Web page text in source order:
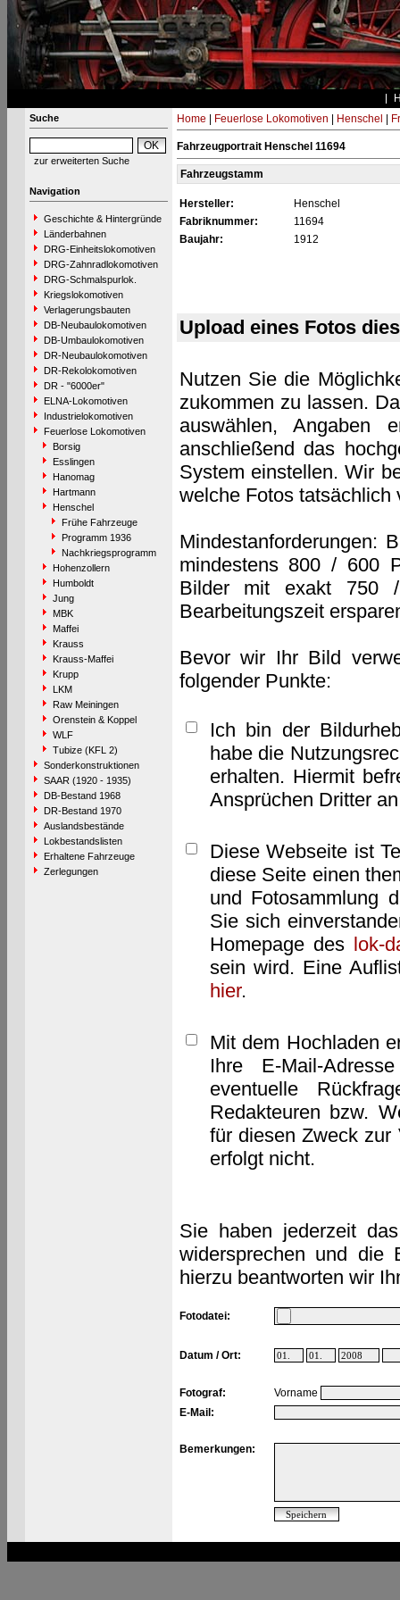
Suche
zur erweiterten Suche
Navigation
Geschichte & Hintergründe
Länderbahnen
DRG-Einheitslokomotiven
DRG-Zahnradlokomotiven
DRG-Schmalspurlok.
Kriegslokomotiven
Verlagerungsbauten
DB-Neubaulokomotiven
DB-Umbaulokomotiven
DR-Neubaulokomotiven
DR-Rekolokomotiven
DR - "6000er"
ELNA-Lokomotiven
Industrielokomotiven
Feuerlose Lokomotiven
Borsig
Esslingen
Hanomag
Hartmann
Henschel
Frühe Fahrzeuge
Programm 1936
Nachkriegsprogramm
Hohenzollern
Humboldt
Jung
MBK
Maffei
Krauss
Krauss-Maffei
Krupp
LKM
Raw Meiningen
Orenstein & Koppel
WLF
Tubize (KFL 2)
Sonderkonstruktionen
SAAR (1920 - 1935)
DB-Bestand 1968
DR-Bestand 1970
Auslandsbestände
Lokbestandslisten
Erhaltene Fahrzeuge
Zerlegungen
Home Feuerlose Lokomotiven Henschel
Fahrzeugportrait Henschel 11694
Fahrzeugstamm
Hersteller:
Henschel
Fabriknummer:
11694
Baujahr:
1912
Upload eines Fotos
Nutzen Sie die
zukommen zu lassen.
auswählen, Angaben
anschließend das
System einstellen. Wir
welche Fotos tatsächlich
Mindestanforderungen:
mindestens 800 / 600
Bilder mit exakt 750
Bearbeitungszeit
Bevor wir Ihr Bild
folgender Punkte:
Ich bin der
habe die
erhalten. Hiermit
Ansprüchen Dritter
Diese Webseite ist
diese Seite einen
und Fotosammlung
Sie sich
Homepage des lok-
sein wird. Eine
hier.
Mit dem Hochladen
Ihre E-Mail-
eventuelle
Redakteuren bzw.
für diesen Zweck zur
erfolgt nicht.
Sie haben jederzeit
widersprechen und die
hierzu beantworten wir
Fotodatei:
Datum / Ort:
Fotograf:
Vorname
E-Mail:
Bemerkungen: